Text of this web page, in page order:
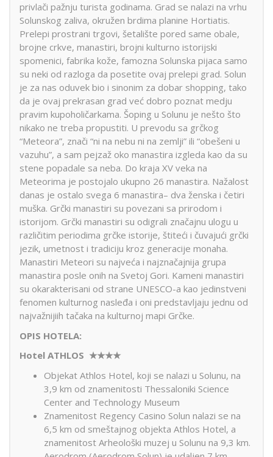
privlači pažnju turista godinama. Grad se nalazi na vrhu
Solunskog zaliva, okružen brdima planine Hortiatis.
Prelepi prostrani trgovi, šetalište pored same obale,
brojne crkve, manastiri, brojni kulturno istorijski
spomenici, fabrika kože, famozna Solunska pijaca samo
su neki od razloga da posetite ovaj prelepi grad. Solun
je za nas oduvek bio i sinonim za dobar shopping, tako
da je ovaj prekrasan grad već dobro poznat medju
pravim kupoholičarkama. Šoping u Solunu je nešto što
nikako ne treba propustiti. U prevodu sa grčkog
“Meteora”, znači “ni na nebu ni na zemlji” ili “obešeni u
vazuhu”, a sam pejzaž oko manastira izgleda kao da su
stene popadale sa neba. Do kraja XV veka na
Meteorima je postojalo ukupno 26 manastira. Nažalost
danas je ostalo svega 6 manastira– dva ženska i četiri
muška. Grčki manastiri su povezani sa prirodom i
istorijom. Grčki manastiri su odigrali značajnu ulogu u
različitim periodima grčke istorije, štiteći i čuvajući grčki
jezik, umetnost i tradiciju kroz generacije monaha.
Manastiri Meteori su najveća i najznačajnija grupa
manastira posle onih na Svetoj Gori. Kameni manastiri
su okarakterisani od strane UNESCO-a kao jedinstveni
fenomen kulturnog nasleđa i oni predstavljaju jednu od
najvažnijiih tačaka na kulturnoj mapi Grčke.
OPIS HOTELA:
Hotel ATHLOS ★★★★
Objekat Athlos Hotel, koji se nalazi u Solunu, na
3,9 km od znamenitosti Thessaloniki Science
Center and Technology Museum
Znamenitost Regency Casino Solun nalazi se na
6,5 km od smeštajnog objekta Athlos Hotel, a
znamenitost Arheološki muzej u Solunu na 9,3 km.